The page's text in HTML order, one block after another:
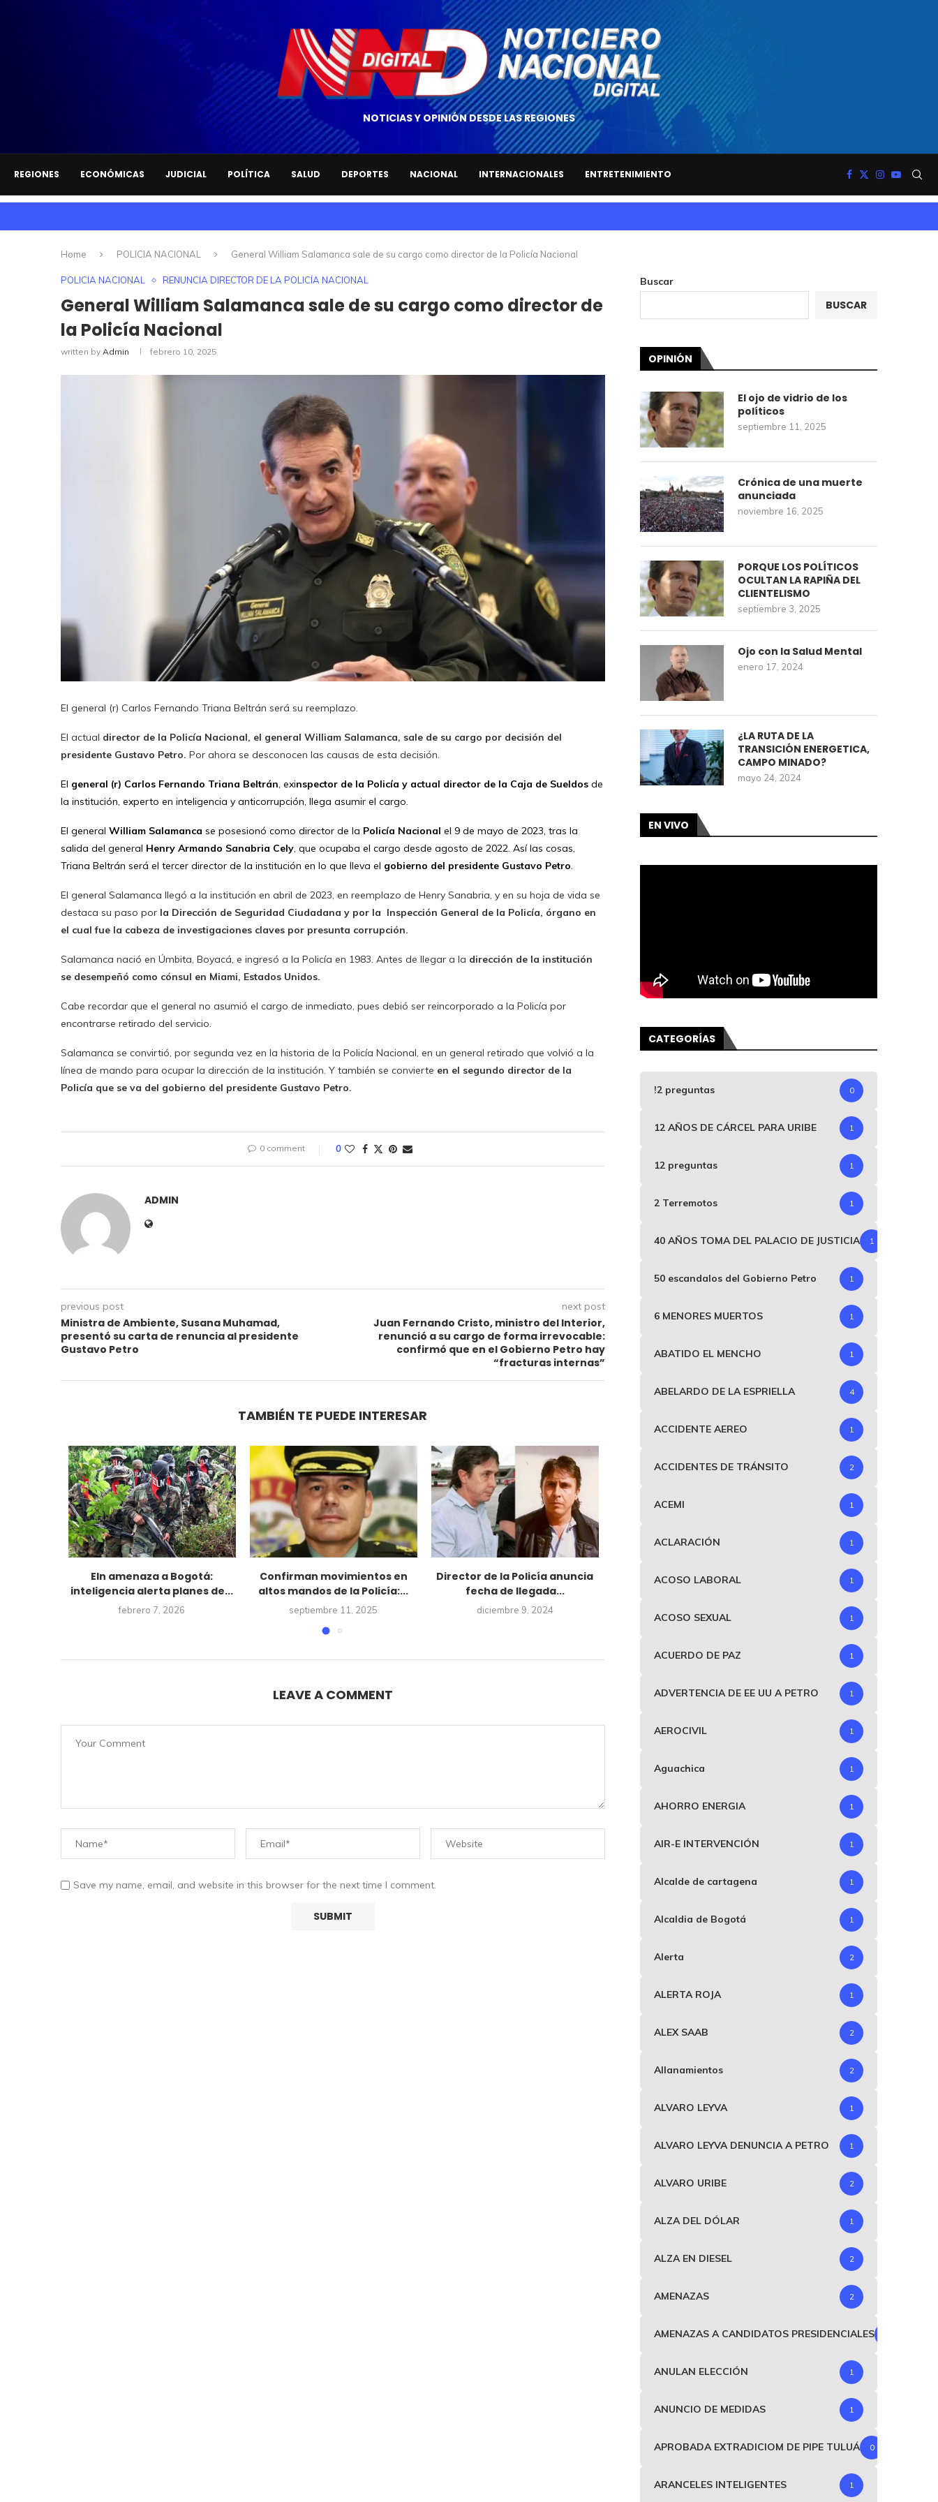
NOTICIAS Y OPINIÓN DESDE LAS REGIONES
REGIONES ECONÓMICAS JUDICIAL POLÍTICA SALUD DEPORTES NACIONAL INTERNACIONALES ENTRETENIMIENTO
Home POLICIA NACIONAL General William Salamanca sale de su cargo como director de la Policía Nacional
POLICIA NACIONAL RENUNCIA DIRECTOR DE LA POLICÍA NACIONAL
General William Salamanca sale de su cargo como director de
la Policía Nacional
written by Admin febrero 10, 2025
El general (r) Carlos Fernando Triana Beltrán será su reemplazo.
El actual director de la Policía Nacional, el general William Salamanca, sale de su cargo por decisión del
presidente Gustavo Petro. Por ahora se desconocen las causas de esta decisión.
El general (r) Carlos Fernando Triana Beltrán, exinspector de la Policía y actual director de la Caja de Sueldos de
la institución, experto en inteligencia y anticorrupción, llega asumir el cargo.
El general William Salamanca se posesionó como director de la Policía Nacional el 9 de mayo de 2023, tras la
salida del general Henry Armando Sanabria Cely, que ocupaba el cargo desde agosto de 2022. Así las cosas,
Triana Beltrán será el tercer director de la institución en lo que lleva el gobierno del presidente Gustavo Petro.
El general Salamanca llegó a la institución en abril de 2023, en reemplazo de Henry Sanabria, y en su hoja de vida se
destaca su paso por la Dirección de Seguridad Ciudadana y por la Inspección General de la Policía, órgano en
el cual fue la cabeza de investigaciones claves por presunta corrupción.
Salamanca nació en Úmbita, Boyacá, e ingresó a la Policía en 1983. Antes de llegar a la dirección de la institución
se desempeñó como cónsul en Miami, Estados Unidos.
Cabe recordar que el general no asumió el cargo de inmediato, pues debió ser reincorporado a la Policía por
encontrarse retirado del servicio.
Salamanca se convirtió, por segunda vez en la historia de la Policía Nacional, en un general retirado que volvió a la
línea de mando para ocupar la dirección de la institución. Y también se convierte en el segundo director de la
Policía que se va del gobierno del presidente Gustavo Petro.
0 comment 0
ADMIN
previous post
Ministra de Ambiente, Susana Muhamad,
presentó su carta de renuncia al presidente
Gustavo Petro
next post
Juan Fernando Cristo, ministro del Interior,
renunció a su cargo de forma irrevocable:
confirmó que en el Gobierno Petro hay
“fracturas internas”
TAMBIÉN TE PUEDE INTERESAR
Eln amenaza a Bogotá:
inteligencia alerta planes de...
febrero 7, 2026
Confirman movimientos en
altos mandos de la Policía:...
septiembre 11, 2025
Director de la Policía anuncia
fecha de llegada...
diciembre 9, 2024
Gustavo Petro lanzó dura
enero 31, 2024
Clan del Golfo estaría
migrantes para
diciembre 6, 2023
LEAVE A COMMENT
Save my name, email, and website in this browser for the next time I comment.
Buscar
BUSCAR
OPINIÓN
El ojo de vidrio de los
políticos
septiembre 11, 2025
Crónica de una muerte
anunciada
noviembre 16, 2025
PORQUE LOS POLÍTICOS
OCULTAN LA RAPIÑA DEL
CLIENTELISMO
septiembre 3, 2025
Ojo con la Salud Mental
enero 17, 2024
¿LA RUTA DE LA
TRANSICIÓN ENERGETICA,
CAMPO MINADO?
mayo 24, 2024
EN VIVO
CATEGORÍAS
!2 preguntas 0
12 AÑOS DE CÁRCEL PARA URIBE 1
12 preguntas 1
2 Terremotos 1
40 AÑOS TOMA DEL PALACIO DE JUSTICIA 1
50 escandalos del Gobierno Petro 1
6 MENORES MUERTOS 1
ABATIDO EL MENCHO 1
ABELARDO DE LA ESPRIELLA 4
ACCIDENTE AEREO 1
ACCIDENTES DE TRÁNSITO 2
ACEMI 1
ACLARACIÓN 1
ACOSO LABORAL 1
ACOSO SEXUAL 1
ACUERDO DE PAZ 1
ADVERTENCIA DE EE UU A PETRO 1
AEROCIVIL 1
Aguachica 1
AHORRO ENERGIA 1
AIR-E INTERVENCIÓN 1
Alcalde de cartagena 1
Alcaldia de Bogotá 1
Alerta 2
ALERTA ROJA 1
ALEX SAAB 2
Allanamientos 2
ALVARO LEYVA 1
ALVARO LEYVA DENUNCIA A PETRO 1
ALVARO URIBE 2
ALZA DEL DÓLAR 1
ALZA EN DIESEL 2
AMENAZAS 2
AMENAZAS A CANDIDATOS PRESIDENCIALES
ANULAN ELECCIÓN 1
ANUNCIO DE MEDIDAS 1
APROBADA EXTRADICIOM DE PIPE TULUÁ 0
ARANCELES INTELIGENTES 1